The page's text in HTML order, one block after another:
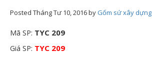
Posted Tháng Tư 10, 2016byGốm sứ xây dựng
Mã SP: TYC 209
Giá SP: TYC 209